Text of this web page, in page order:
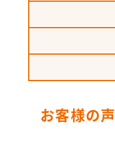
お客様の声